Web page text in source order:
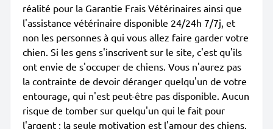
réalité pour la Garantie Frais Vétérinaires ainsi que
l'assistance vétérinaire disponible 24/24h 7/7j, et
non les personnes à qui vous allez faire garder votre
chien. Si les gens s'inscrivent sur le site, c'est qu'ils
ont envie de s'occuper de chiens. Vous n'aurez pas
la contrainte de devoir déranger quelqu'un de votre
entourage, qui n'est peut-être pas disponible. Aucun
risque de tomber sur quelqu'un qui le fait pour
l'argent ; la seule motivation est l'amour des chiens.